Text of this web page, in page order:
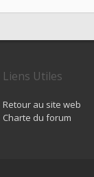
Liens Utiles
Retour au site web
Charte du forum